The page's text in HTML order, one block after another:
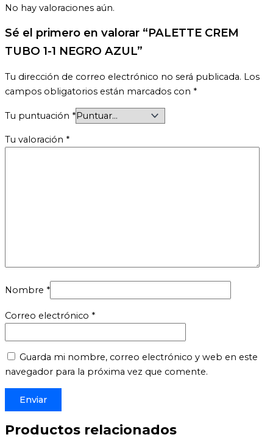
No hay valoraciones aún.
Sé el primero en valorar “PALETTE CREM
TUBO 1-1 NEGRO AZUL”
Tu dirección de correo electrónico no será publicada. Los
campos obligatorios están marcados con *
Tu puntuación *
Tu valoración *
Nombre *
Correo electrónico *
Guarda mi nombre, correo electrónico y web en este
navegador para la próxima vez que comente.
Productos relacionados